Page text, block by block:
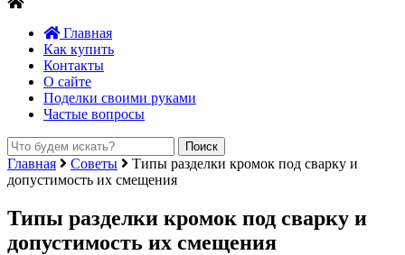
Главная
Как купить
Контакты
О сайте
Поделки своими руками
Частые вопросы
Главная Советы
Типы разделки кромок под сварку и
допустимость их смещения
Типы разделки кромок под сварку и
допустимость их смещения